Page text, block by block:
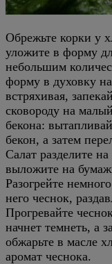
Обрежьте корки у
уложите в форму
небольшим
форму в духовку
встряхивая,
сковороду на
бекона:
бекон, а затем
Салат разделите
выложите на
Разогрейте
него чеснок,
Прогревайте
начнет темнеть, а
обжарьте в масле
аромат чеснока.